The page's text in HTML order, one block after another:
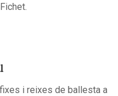
i reixes de ballesta a